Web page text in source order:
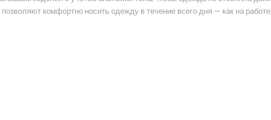
комфортно носить одежду в течение всего дня — как на